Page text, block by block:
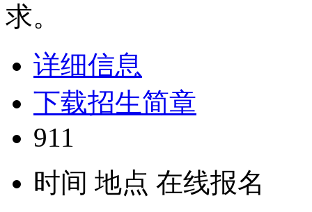
求。
详细信息
下载招生简章
911
时间 地点 在线报名